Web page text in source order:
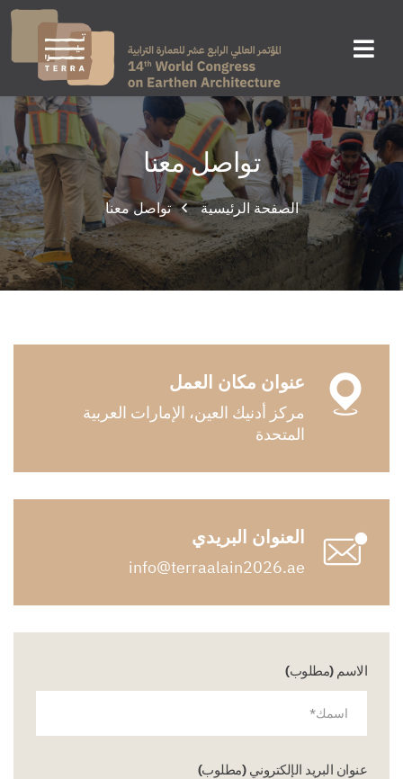
تواصل معنا
الصفحة الرئيسية تواصل معنا
عنوان مكان العمل
مركز أدنيك العين، الإمارات العربية
المتحدة
العنوان البريدي
info@terraalain2026.ae
الاسم (مطلوب)
عنوان البريد الإلكتروني (مطلوب)